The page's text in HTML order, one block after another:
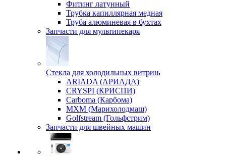
Фитинг латунный
Трубка капиллярная медная
Труба алюминевая в бухтах
Запчасти для мультипекаря
Стекла для холодильных витрин
ARIADA (АРИАДА)
CRYSPI (КРИСПИ)
Carboma (Карбома)
MXM (Марихолодмаш)
Golfstream (Гольфстрим)
Запчасти для швейных машин